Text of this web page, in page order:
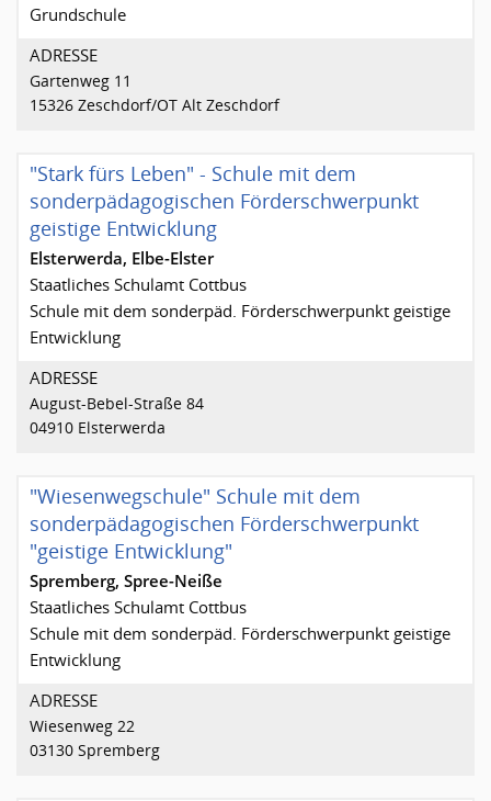
Grundschule
ADRESSE
Gartenweg 11
15326 Zeschdorf/OT Alt Zeschdorf
"Stark fürs Leben" - Schule mit dem
sonderpädagogischen Förderschwerpunkt
geistige Entwicklung
Elsterwerda, Elbe-Elster
Staatliches Schulamt Cottbus
Schule mit dem sonderpäd. Förderschwerpunkt geistige
Entwicklung
ADRESSE
August-Bebel-Straße 84
04910 Elsterwerda
"Wiesenwegschule" Schule mit dem
sonderpädagogischen Förderschwerpunkt
"geistige Entwicklung"
Spremberg, Spree-Neiße
Staatliches Schulamt Cottbus
Schule mit dem sonderpäd. Förderschwerpunkt geistige
Entwicklung
ADRESSE
Wiesenweg 22
03130 Spremberg